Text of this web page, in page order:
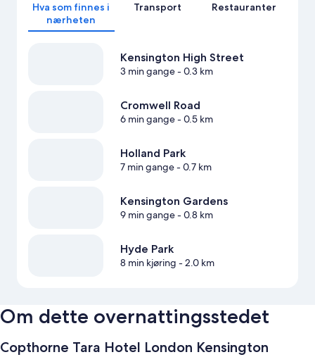
Hva som finnes i
nærheten
Transport Restauranter
Kensington High Street
3 min gange- 0.3 km
Cromwell Road
6 min gange- 0.5 km
Holland Park
7 min gange- 0.7 km
Kensington Gardens
9 min gange- 0.8 km
Hyde Park
8 min kjøring - 2.0 km
Om dette overnattingsstedet
Copthorne Tara Hotel London Kensington